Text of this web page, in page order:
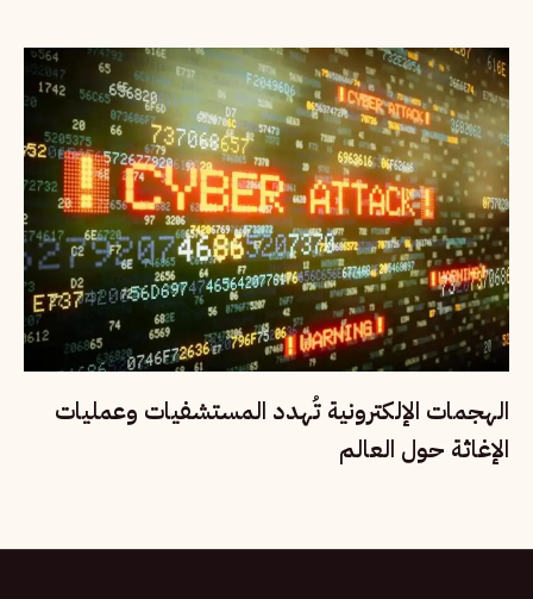
الهجمات الإلكترونية تُهدد المستشفيات وعمليات
الإغاثة حول العالم